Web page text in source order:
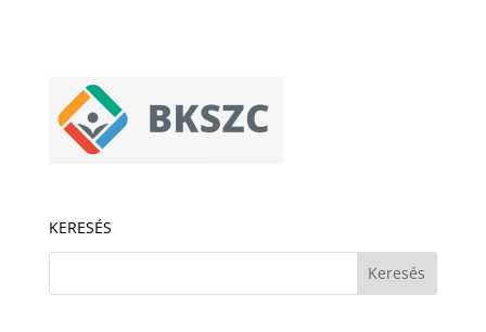
KERESÉS